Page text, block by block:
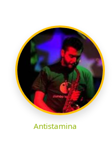
Antistamina